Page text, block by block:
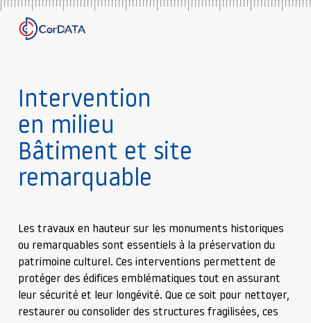
Intervention
en milieu
Bâtiment et site
remarquable
Les travaux en hauteur sur les monuments historiques
ou remarquables sont essentiels à la préservation du
patrimoine culturel. Ces interventions permettent de
protéger des édifices emblématiques tout en assurant
leur sécurité et leur longévité. Que ce soit pour nettoyer,
restaurer ou consolider des structures fragilisées, ces